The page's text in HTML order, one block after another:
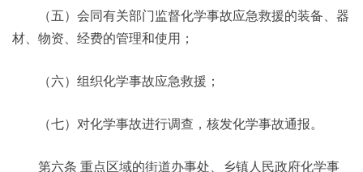
（五）会同有关部门监督化学事故应急救援的装备、器
材、物资、经费的管理和使用；
（六）组织化学事故应急救援；
（七）对化学事故进行调查，核发化学事故通报。
第六条 重点区域的街道办事处、乡镇人民政府化学事